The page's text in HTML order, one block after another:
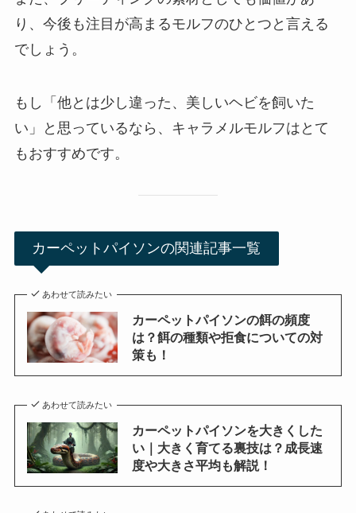
り、今後も注目が高まるモルフのひとつと言える
でしょう。
もし「他とは少し違った、美しいヘビを飼いた
い」と思っているなら、キャラメルモルフはとて
もおすすめです。
カーペットパイソンの関連記事一覧
あわせて読みたい
カーペットパイソンの餌の頻度
は？餌の種類や拒食についての対
策も！
あわせて読みたい
カーペットパイソンを大きくした
い｜大きく育てる裏技は？成長速
度や大きさ平均も解説！